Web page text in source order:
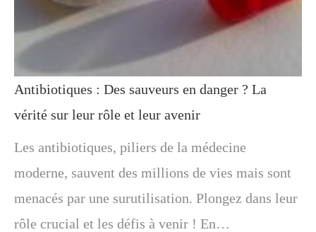
Antibiotiques : Des sauveurs en danger ? La
vérité sur leur rôle et leur avenir
Les antibiotiques, piliers de la médecine
moderne, sauvent des millions de vies mais sont
menacés par une surutilisation. Plongez dans leur
rôle crucial et les défis à venir ! En…